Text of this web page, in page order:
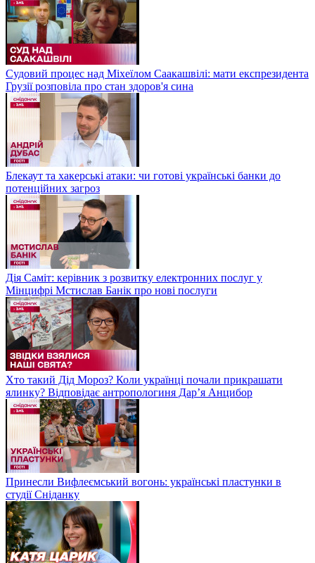
Судовий процес над Міхеїлом Саакашвілі: мати експрезидента
Грузії розповіла про стан здоров'я сина
Блекаут та хакерські атаки: чи готові українські банки до
потенційних загроз
Дія Саміт: керівник з розвитку електронних послуг у
Мінцифрі Мстислав Банік про нові послуги
Хто такий Дід Мороз? Коли українці почали прикрашати
ялинку? Відповідає антропологиня Дарʼя Анцибор
Принесли Вифлеємський вогонь: українські пластунки в
студії Сніданку